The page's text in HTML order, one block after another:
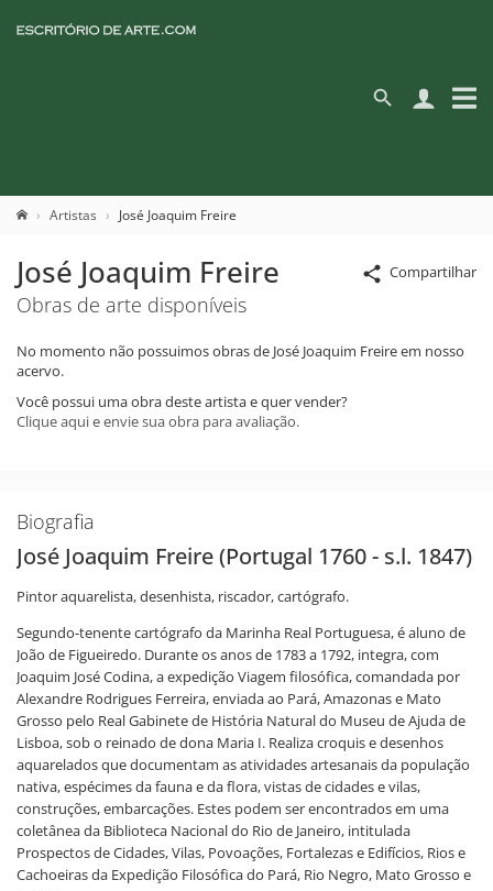
Artistas José Joaquim Freire
Compartilhar
José Joaquim Freire
Obras de arte disponíveis
No momento não possuimos obras de José Joaquim Freire em nosso
acervo.
Você possui uma obra deste artista e quer vender?
Clique aqui e envie sua obra para avaliação.
Biografia
José Joaquim Freire (Portugal 1760 - s.l. 1847)
Pintor aquarelista, desenhista, riscador, cartógrafo.
Segundo-tenente cartógrafo da Marinha Real Portuguesa, é aluno de
João de Figueiredo. Durante os anos de 1783 a 1792, integra, com
Joaquim José Codina, a expedição Viagem filosófica, comandada por
Alexandre Rodrigues Ferreira, enviada ao Pará, Amazonas e Mato
Grosso pelo Real Gabinete de História Natural do Museu de Ajuda de
Lisboa, sob o reinado de dona Maria I. Realiza croquis e desenhos
aquarelados que documentam as atividades artesanais da população
nativa, espécimes da fauna e da flora, vistas de cidades e vilas,
construções, embarcações. Estes podem ser encontrados em uma
coletânea da Biblioteca Nacional do Rio de Janeiro, intitulada
Prospectos de Cidades, Vilas, Povoações, Fortalezas e Edifícios, Rios e
Cachoeiras da Expedição Filosófica do Pará, Rio Negro, Mato Grosso e